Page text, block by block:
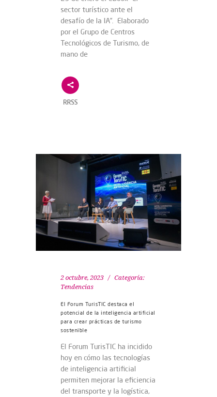
sector turístico ante el
desafío de la IA”. Elaborado
por el Grupo de Centros
Tecnológicos de Turismo, de
mano de
RRSS
2 octubre, 2023
Categoría:
Tendencias
El Forum TurisTIC destaca el
potencial de la inteligencia artificial
para crear prácticas de turismo
sostenible
El Forum TurisTIC ha incidido
hoy en cómo las tecnologías
de inteligencia artificial
permiten mejorar la eficiencia
del transporte y la logística,